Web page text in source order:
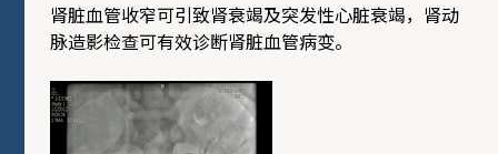
肾脏血管收窄可引致肾衰竭及突发性心脏衰竭，肾动
脉造影检查可有效诊断肾脏血管病变。